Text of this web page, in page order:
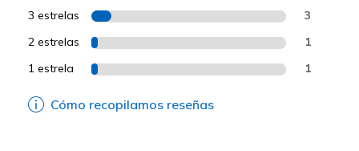
3 estrelas 3
2 estrelas 1
1 estrela 1
Cómo recopilamos reseñas